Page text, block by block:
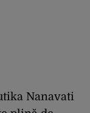
Nanavati